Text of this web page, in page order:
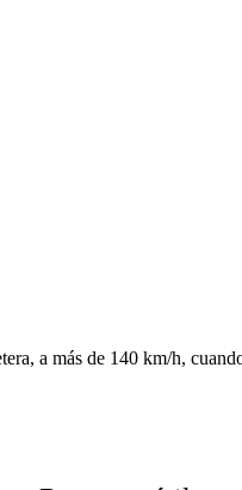
a más de 140 km/h,